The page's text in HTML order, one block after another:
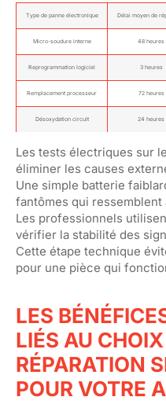
Type de panne électronique Délai moyen de
Micro-soudure interne 48 heures
Reprogrammation logiciel 3 heures
Remplacement processeur 72 heures
Désoxydation circuit 24 heures
Les tests électriques sur
éliminer les causes
Une simple batterie
fantômes qui ressemblent
Les professionnels
vérifier la stabilité des
Cette étape technique
pour une pièce qui
LES
LIÉS AU
RÉPARATION
POUR VOTRE